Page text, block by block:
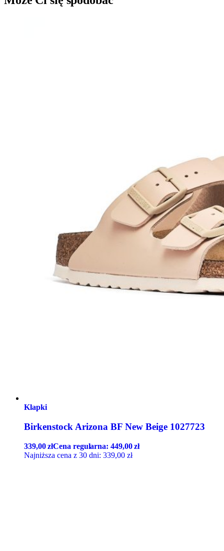
Klapki
Birkenstock Arizona BF New Beige 1027723
339,00złCena regularna:449,00zł
Najniższa cena z 30 dni: 339,00 zł